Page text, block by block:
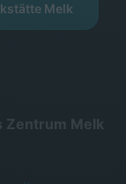
Melk
Zentrum Melk